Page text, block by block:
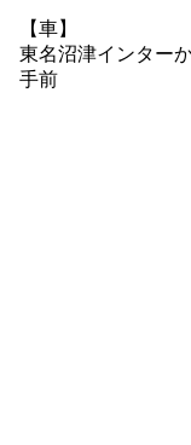
【車】
東名沼津インター
手前